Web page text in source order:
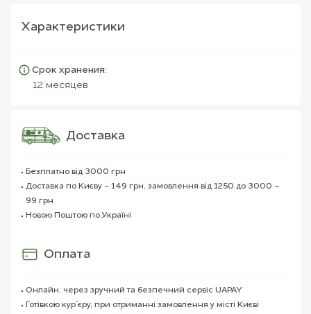
Характеристики
Срок хранения:
12 месяцев
Доставка
Безплатно від 3000 грн
Доставка по Києву - 149 грн, замовлення від 1250 до 3000 –
99 грн
Новою Поштою по Україні
Оплата
Онлайн, через зручний та безпечний сервіс UAPAY
Готівкою кур`єру, при отриманні замовлення у місті Києві